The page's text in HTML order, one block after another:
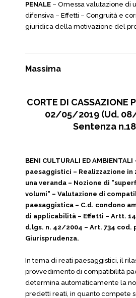
PENALE – Omessa valutazione di
difensiva – Effetti – Congruità e
giuridica della motivazione del
Massima
CORTE DI CASSAZIONE
02/05/2019 (Ud.
Sentenza
BENI CULTURALI ED AMBIENTALI
paesaggistici – Realizzazione in
una veranda – Nozione di
volumi" – Valutazione di
paesaggistica – C.d. condono
di applicabilità – Effetti – Artt.
d.lgs. n. 42/2004 – Art. 734 cod.
Giurisprudenza.
In tema di reati paesaggistici, il
provvedimento di compatibilità
determina automaticamente la
predetti reati, in quanto compete